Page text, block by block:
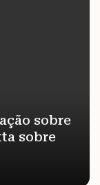
sobre
sobre